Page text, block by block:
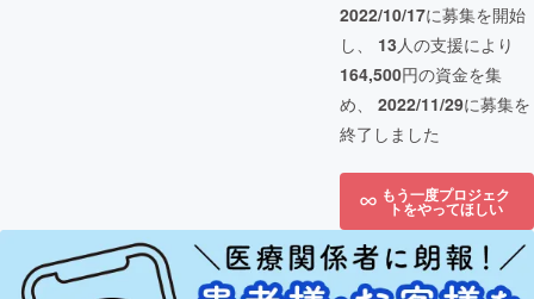
2022/10/17に募集を開始
し、 13人の支援により
164,500円の資金を集
め、 2022/11/29に募集を
終了しました
もう一度プロジェク
トをやってほしい